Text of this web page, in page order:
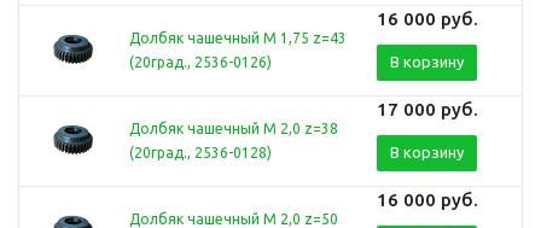
Долбяк чашечный М 1,75 z=43
(20град., 2536-0126)
16 000 руб.
В корзину
Долбяк чашечный М 2,0 z=38
(20град., 2536-0128)
17 000 руб.
В корзину
Долбяк чашечный М 2,0 z=50
16 000 руб.